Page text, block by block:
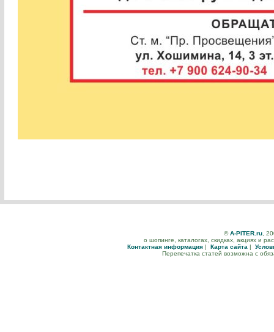
©A-PITER.ru,
о шопинге, каталогах, скидках, акциях и
Контактная информация | Карта сайта |
Перепечатка статей возможна с